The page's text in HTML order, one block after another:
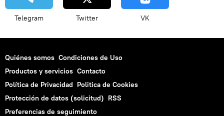
Telegram Twitter VK
Quiénes somos Condiciones de Uso
Productos y servicios Contacto
Política de Privacidad Politica de Cookies
Protección de datos (solicitud) RSS
Preferencias de seguimiento